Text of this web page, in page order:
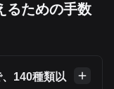
るための手数
140種類以